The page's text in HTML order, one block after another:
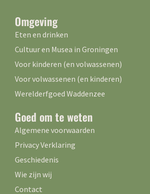
Omgeving
Eten en drinken
Cultuur en Musea in Groningen
Voor kinderen (en volwassenen)
Voor volwassenen (en kinderen)
Werelderfgoed Waddenzee
Goed om te weten
Algemene voorwaarden
Privacy Verklaring
Geschiedenis
Wie zijn wij
Contact